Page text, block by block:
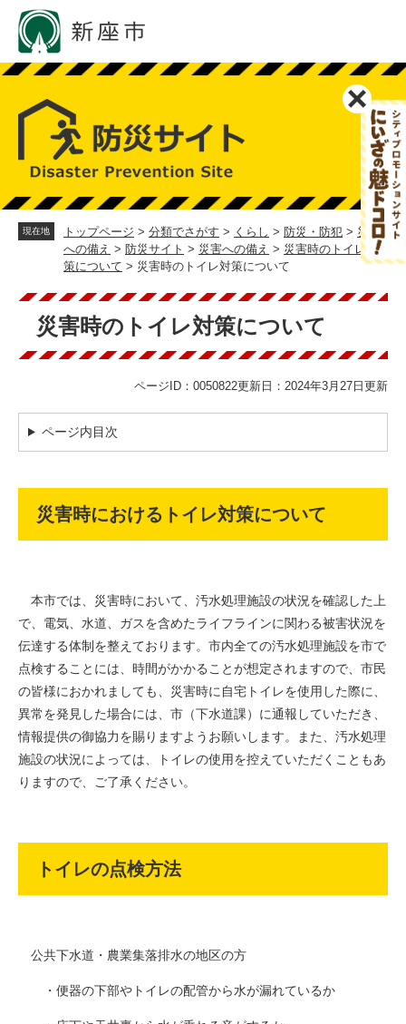
の
ー
文
現在地 トップページ > 分類でさがす > くらし > 防災・防犯 > 災害
への備え > 防災サイト > 災害への備え > 災害時のトイレ対
策について > 災害時のトイレ対策について
本
災害時のトイレ対策について
ページID：0050822更新日：2024年3月27日更新
ページ内目次
災害時におけるトイレ対策について
本市では、災害時において、汚水処理施設の状況を確認した上
で、電気、水道、ガスを含めたライフラインに関わる被害状況を
伝達する体制を整えております。市内全ての汚水処理施設を市で
点検することには、時間がかかることが想定されますので、市民
の皆様におかれましても、災害時に自宅トイレを使用した際に、
異常を発見した場合には、市（下水道課）に通報していただき、
情報提供の御協力を賜りますようお願いします。また、汚水処理
施設の状況によっては、トイレの使用を控えていただくこともあ
りますので、ご了承ください。
トイレの点検方法
公共下水道・農業集落排水の地区の方
・便器の下部やトイレの配管から水が漏れているか